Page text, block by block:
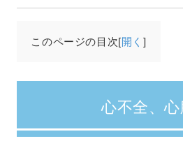
このページの目次[開く ]
心不全、心